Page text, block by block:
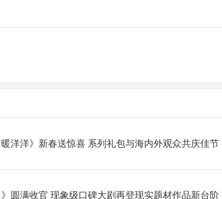
暖洋洋》新春送惊喜 系列礼包与海内外观众共庆佳节
》圆满收官 现象级口碑大剧再登现实题材作品新台阶